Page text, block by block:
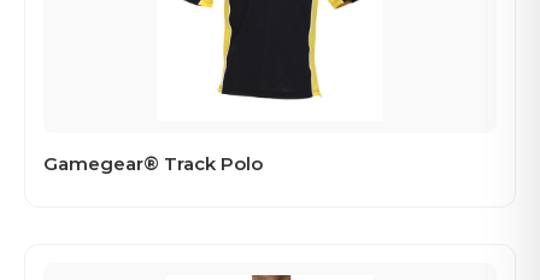
Gamegear® Track Polo